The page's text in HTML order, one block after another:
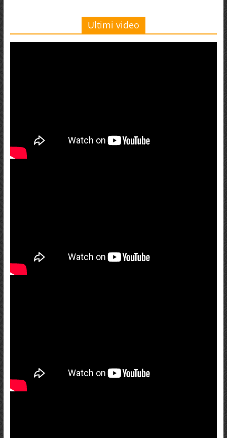
Ultimi video